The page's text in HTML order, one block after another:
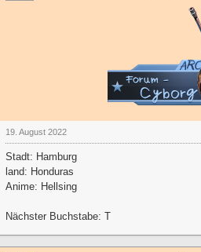
19. August 2022
Stadt: Hamburg
land: Honduras
Anime: Hellsing
Nächster Buchstabe: T